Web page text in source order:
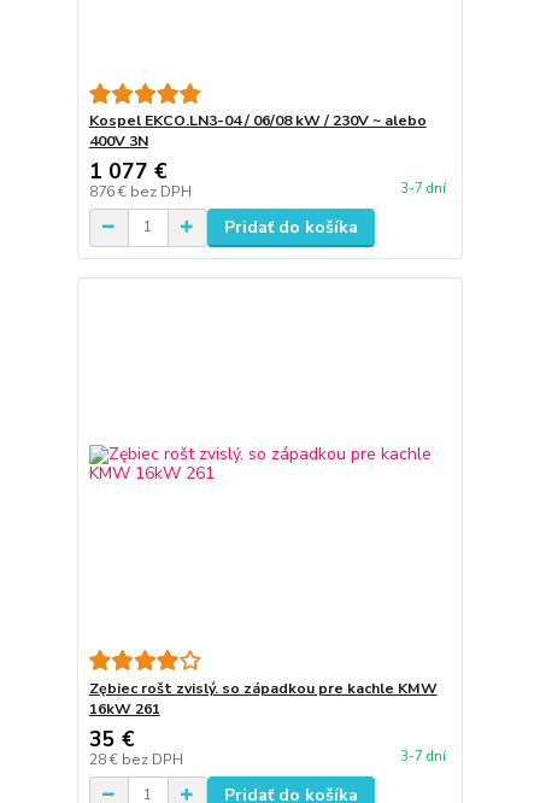
Kospel EKCO.LN3-04 / 06/08 kW / 230V ~ alebo
400V 3N
1 077 €
876 € bez DPH 3-7 dní
Pridať do košíka
Zębiec rošt zvislý. so západkou pre kachle KMW
16kW 261
35 €
28 € bez DPH 3-7 dní
Pridať do košíka